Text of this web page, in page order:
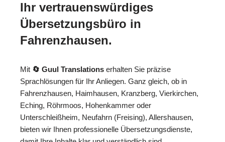
Ihr vertrauenswürdiges
Übersetzungsbüro in
Fahrenzhausen.
Mit 🔄 Guul Translations erhalten Sie präzise
Sprachlösungen für Ihr Anliegen. Ganz gleich, ob in
Fahrenzhausen, Haimhausen, Kranzberg, Vierkirchen,
Eching, Röhrmoos, Hohenkammer oder
Unterschleißheim, Neufahrn (Freising), Allershausen,
bieten wir Ihnen professionelle Übersetzungsdienste,